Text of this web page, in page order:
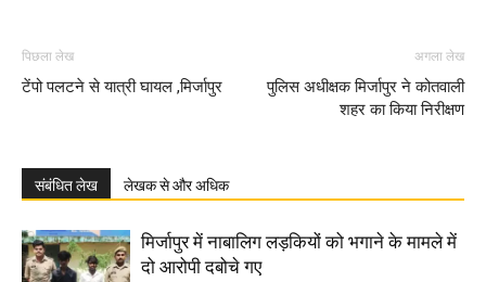
पिछला लेख
टेंपो पलटने से यात्री घायल ,मिर्जापुर
अगला लेख
पुलिस अधीक्षक मिर्जापुर ने कोतवाली
शहर का किया निरीक्षण
संबंधित लेख लेखक से और अधिक
मिर्जापुर में नाबालिग लड़कियों को भगाने के मामले में
दो आरोपी दबोचे गए